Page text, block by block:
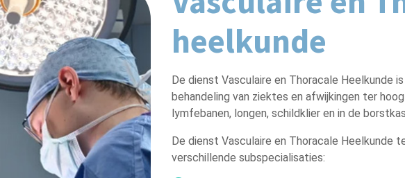
heelkunde
De dienst Vasculaire en Thoracale Heelkunde
behandeling van ziektes en afwijkingen ter
lymfebanen, longen, schildklier en in de
De dienst Vasculaire en Thoracale Heelkunde
verschillende subspecialisaties: